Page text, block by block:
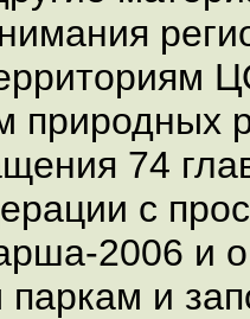
природных
74
с
2006 и
и